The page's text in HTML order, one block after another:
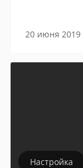
20 июня 2019
Настройка